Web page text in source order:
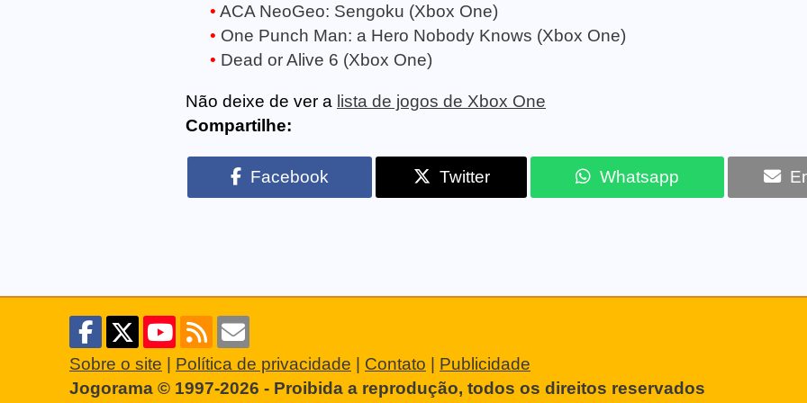
ACA NeoGeo: Sengoku (Xbox One)
One Punch Man: a Hero Nobody Knows (Xbox One)
Dead or Alive 6 (Xbox One)
Não deixe de ver a lista de jogos de Xbox One
Compartilhe:
Facebook Twitter Whatsapp
Sobre o site | Política de privacidade | Contato | Publicidade
Jogorama © 1997-2026 - Proibida a reprodução, todos os direitos reservados